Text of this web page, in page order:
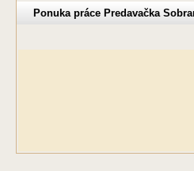
Ponuka práce Predavačka